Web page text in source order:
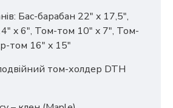
Бас-барабан 22" x 17,5",
x 6", Том-том 10" x 7", Том-
том 16" x 15"
том-холдер DTH